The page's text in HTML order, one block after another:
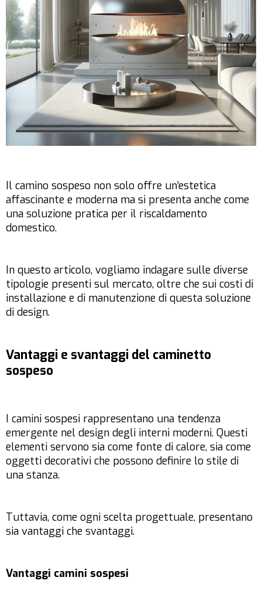
Il camino sospeso non solo offre un’estetica
affascinante e moderna ma si presenta anche come
una soluzione pratica per il riscaldamento
domestico.
In questo articolo, vogliamo indagare sulle diverse
tipologie presenti sul mercato, oltre che sui costi di
installazione e di manutenzione di questa soluzione
di design.
Vantaggi e svantaggi del caminetto
sospeso
I camini sospesi rappresentano una tendenza
emergente nel design degli interni moderni. Questi
elementi servono sia come fonte di calore, sia come
oggetti decorativi che possono definire lo stile di
una stanza.
Tuttavia, come ogni scelta progettuale, presentano
sia vantaggi che svantaggi.
Vantaggi camini sospesi